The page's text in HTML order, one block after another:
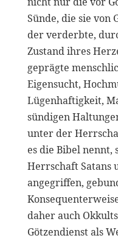
Sünde, die sie von
der verderbte,
Zustand ihres
geprägte
Eigensucht,
Lügenhaftigkeit,
sündigen
unter der
es die Bibel
Herrschaft Satans
angegriffen,
daher auch
Götzendienst als